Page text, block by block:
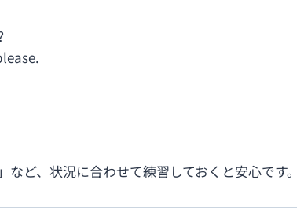
など、状況に合わせて練習しておくと安心です。